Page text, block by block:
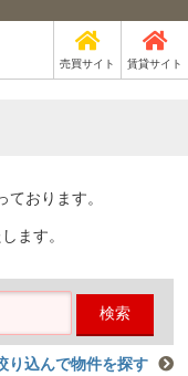
売買サイト 賃貸サイト
おります。
ます。
検索
り込んで物件を探す